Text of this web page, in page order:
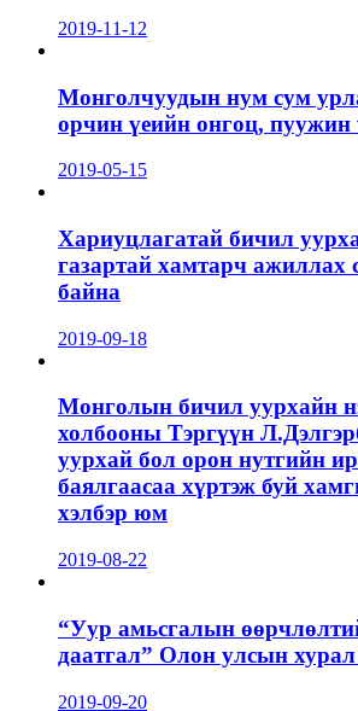
2019-11-12
Монголчуудын нум сум
орчин үеийн онгоц, пуужин
2019-05-15
Хариуцлагатай бичил
газартай хамтарч ажиллах
байна
2019-09-18
Монголын бичил уурхайн
холбооны Тэргүүн
уурхай бол орон нутгийн
баялгаасаа хүртэж буй
хэлбэр юм
2019-08-22
“Уур амьсгалын
даатгал” Олон улсын
2019-09-20